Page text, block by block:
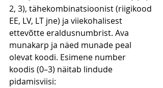
2, 3), tähekombinatsioonist (riigikood
EE, LV, LT jne) ja viiekohalisest
ettevõtte eraldusnumbrist. Ava
munakarp ja näed munade peal
olevat koodi. Esimene number
koodis (0–3) näitab lindude
pidamisviisi: